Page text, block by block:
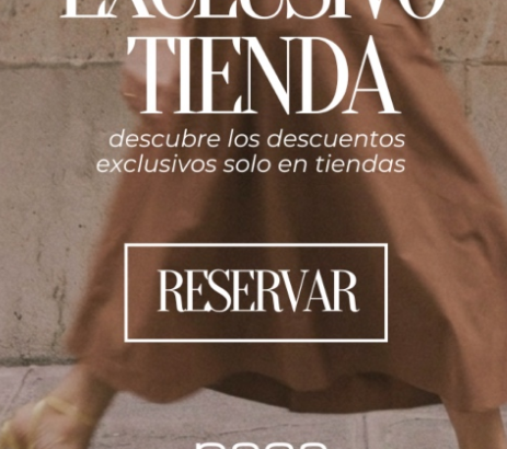
vestido strapless con chaqueta peplum, una oda
suave y una caída fluida, abraza la silueta con una
realza sutilmente la figura, mientras que las costuras
esta pieza es la elección perfecta para eventos
con accesorios discretos o audaces.